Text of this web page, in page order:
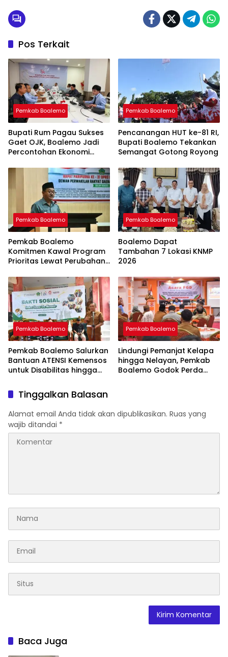
Pos Terkait
Pemkab Boalemo
Bupati Rum Pagau Sukses
Gaet OJK, Boalemo Jadi
Percontohan Ekonomi
Pemkab Boalemo
Pencanangan HUT ke-81 RI,
Bupati Boalemo Tekankan
Semangat Gotong Royong
Pemkab Boalemo
Pemkab Boalemo
Komitmen Kawal Program
Prioritas Lewat Perubahan
Pemkab Boalemo
Boalemo Dapat
Tambahan 7 Lokasi KNMP
2026
Pemkab Boalemo
Pemkab Boalemo Salurkan
Bantuan ATENSI Kemensos
untuk Disabilitas hingga
Pemkab Boalemo
Lindungi Pemanjat Kelapa
hingga Nelayan, Pemkab
Boalemo Godok Perda
Tinggalkan Balasan
Alamat email Anda tidak akan dipublikasikan. Ruas yang
wajib ditandai *
Baca Juga